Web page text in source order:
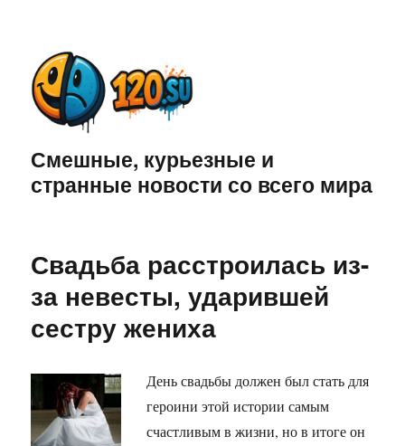
Смешные, курьезные и
странные новости со всего мира
Свадьба расстроилась из-
за невесты, ударившей
сестру жениха
День свадьбы должен был стать для
героини этой истории самым
счастливым в жизни, но в итоге он